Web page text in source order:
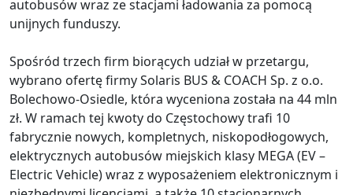
autobusów wraz ze stacjami ładowania za pomocą
unijnych funduszy.
Spośród trzech firm biorących udział w przetargu,
wybrano ofertę firmy Solaris BUS & COACH Sp. z o.o.
Bolechowo-Osiedle, która wyceniona została na 44 mln
zł. W ramach tej kwoty do Częstochowy trafi 10
fabrycznie nowych, kompletnych, niskopodłogowych,
elektrycznych autobusów miejskich klasy MEGA (EV –
Electric Vehicle) wraz z wyposażeniem elektronicznym i